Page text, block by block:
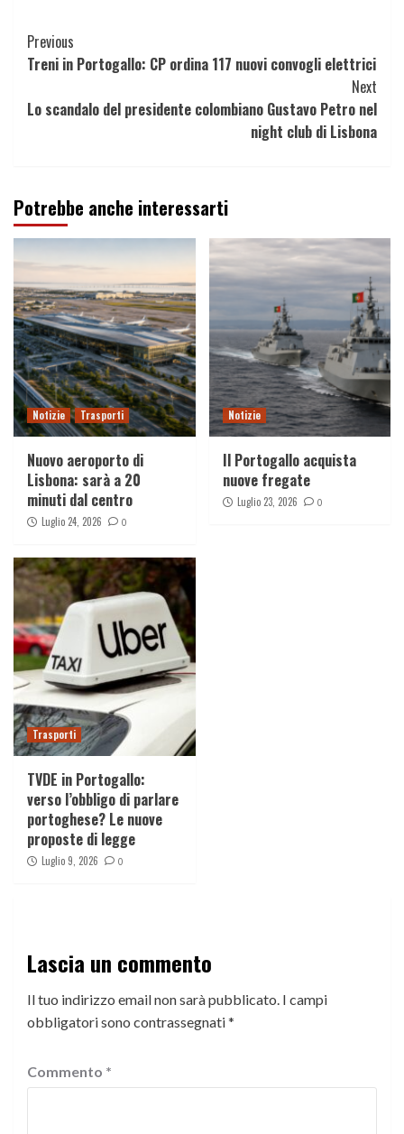
Continue
Reading
Previous
Treni in Portogallo: CP ordina 117 nuovi convogli elettrici
Next
Lo scandalo del presidente colombiano Gustavo Petro nel
night club di Lisbona
Potrebbe anche interessarti
Notizie Trasporti
Nuovo aeroporto di
Lisbona: sarà a 20
minuti dal centro
Luglio 24, 2026 0
Notizie
Il Portogallo acquista
nuove fregate
Luglio 23, 2026 0
Trasporti
TVDE in Portogallo:
verso l’obbligo di parlare
portoghese? Le nuove
proposte di legge
Luglio 9, 2026 0
Lascia un commento
Il tuo indirizzo email non sarà pubblicato. I campi
obbligatori sono contrassegnati*
Commento *